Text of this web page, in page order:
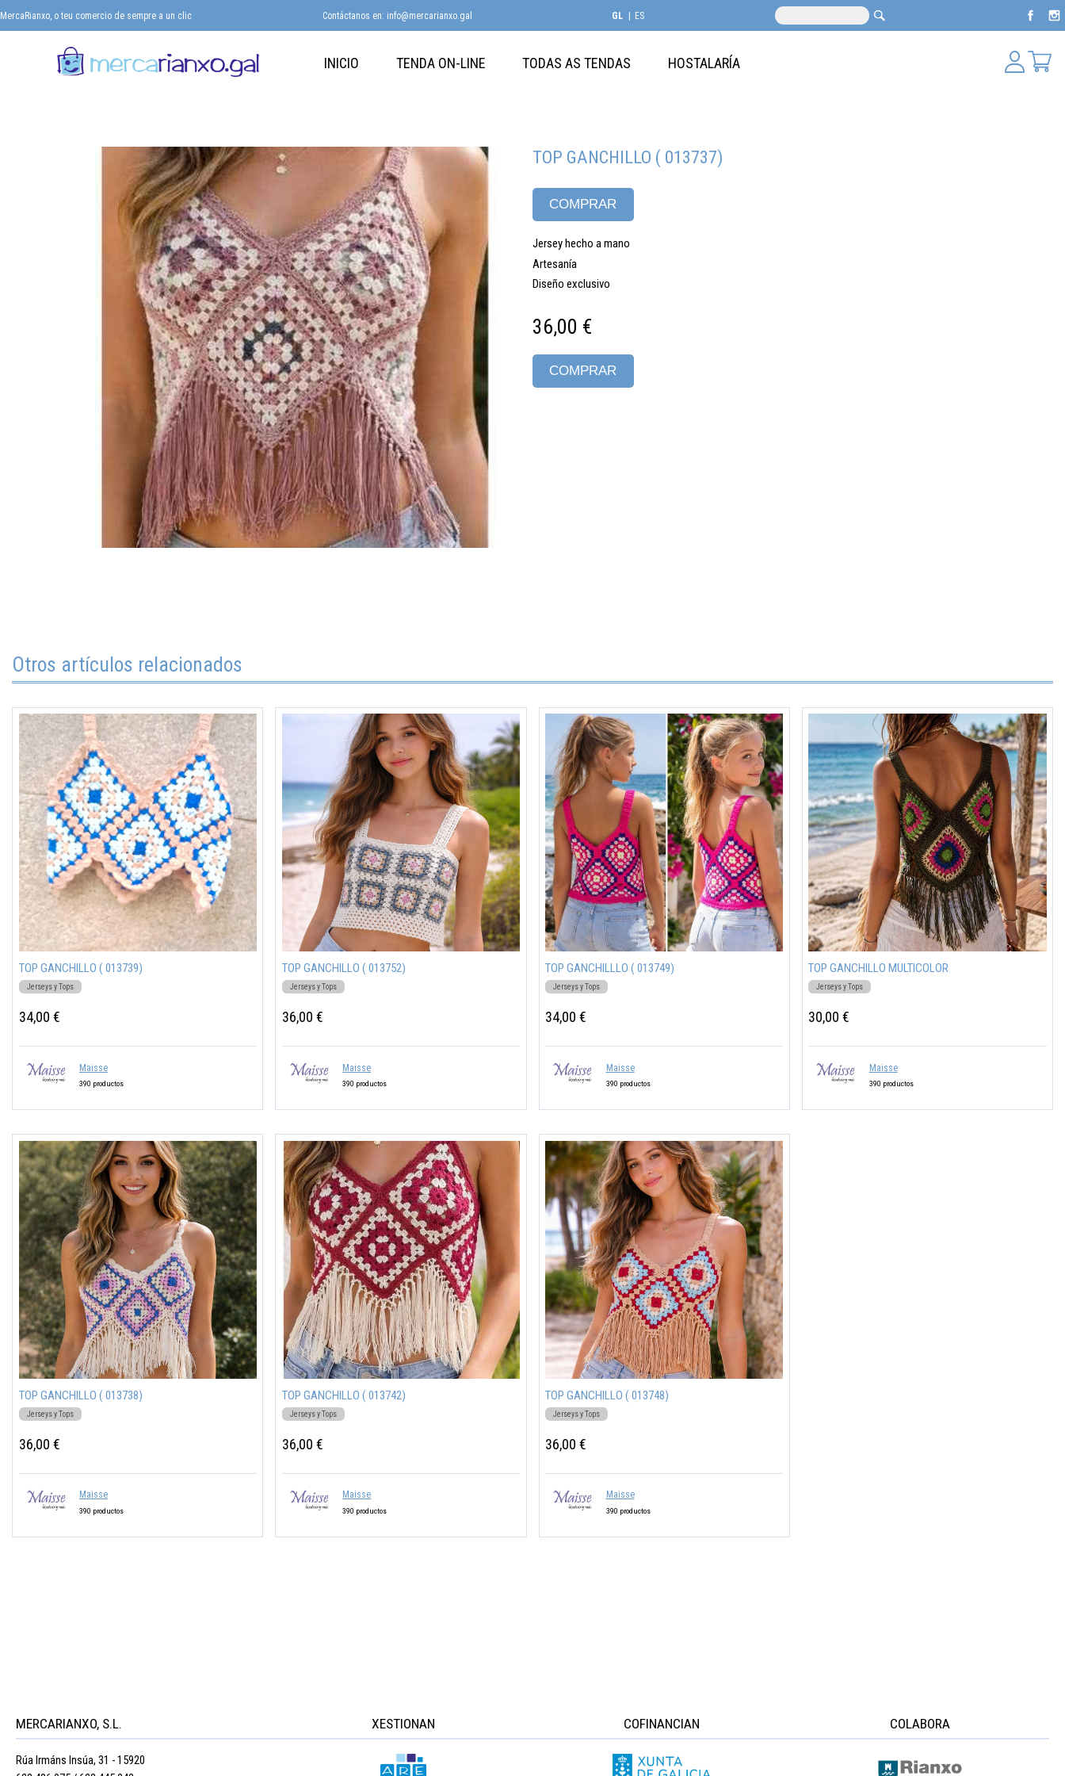
MercaRianxo, o teu comercio de sempre a un clic Contáctanos en: info@mercarianxo.gal GL ES
INICIO TENDA ON-LINE TODAS AS TENDAS HOSTALARÍA
TOP GANCHILLO ( 013737)
COMPRAR
Jersey hecho a mano
Artesanía
Diseño exclusivo
36,00 €
COMPRAR
Otros artículos relacionados
TOP GANCHILLO ( 013739)
Jerseys y Tops
34,00 €
Maisse
390 productos
TOP GANCHILLO ( 013752)
Jerseys y Tops
36,00 €
Maisse
390 productos
TOP GANCHILLLO ( 013749)
Jerseys y Tops
34,00 €
Maisse
390 productos
TOP GANCHILLO MULTICOLOR
Jerseys y Tops
30,00 €
Maisse
390 productos
TOP GANCHILLO ( 013738)
Jerseys y Tops
36,00 €
Maisse
390 productos
TOP GANCHILLO ( 013742)
Jerseys y Tops
36,00 €
Maisse
390 productos
TOP GANCHILLO ( 013748)
Jerseys y Tops
36,00 €
Maisse
390 productos
MERCARIANXO, S.L.
Rúa Irmáns Insúa, 31 - 15920
XESTIONAN COFINANCIAN COLABORA